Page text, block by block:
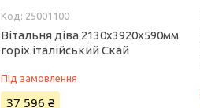
25001100
Вітальня діва 2130х3920х590мм
горіх італійський Скай
Під замовлення
37 596 ₴